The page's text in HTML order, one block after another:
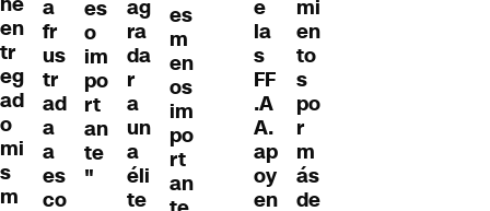
en
tr
eg
ad
o
mi
s
m
a
fr
us
tr
ad
a
a
es
co
es
o
im
po
rt
an
te
"
ag
ra
da
r
a
un
a
éli
te
es
m
en
os
im
po
rt
an
e
la
s
FF
.A
A.
ap
oy
en
mi
en
to
s
po
r
m
ás
de